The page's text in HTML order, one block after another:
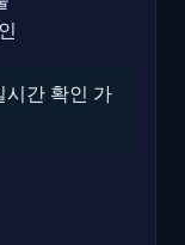
시간 확인 가